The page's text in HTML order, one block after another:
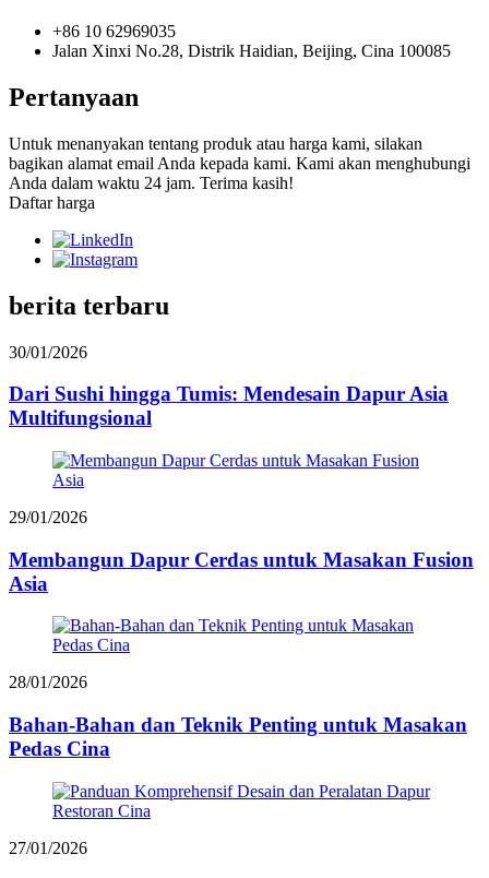
+86 10 62969035
Jalan Xinxi No.28, Distrik Haidian, Beijing, Cina 100085
Pertanyaan
Untuk menanyakan tentang produk atau harga kami, silakan
bagikan alamat email Anda kepada kami. Kami akan menghubungi
Anda dalam waktu 24 jam. Terima kasih!
Daftar harga
berita terbaru
30/01/2026
Dari Sushi hingga Tumis: Mendesain Dapur Asia
Multifungsional
29/01/2026
Membangun Dapur Cerdas untuk Masakan Fusion
Asia
28/01/2026
Bahan-Bahan dan Teknik Penting untuk Masakan
Pedas Cina
27/01/2026